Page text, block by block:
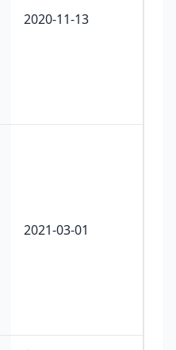
2020-11-13
2021-03-01